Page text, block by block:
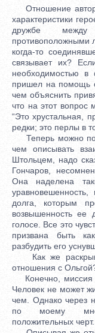
Отношение
характеристики
дружбе
противоположными
когда-то
связывает их?
необходимостью в
пришел на помощь
чем объяснить
что на этот вопрос
“Это хрустальная,
редки; это перлы в
Теперь можно
чем описывать
Штольцем, надо
Гончаров,
Она наделена
уравновешенность,
долга, которым
возвышенность ее
голосе. Все это
призвана быть
разбудить его
Как же
отношения с
Конечно, миссия
Человек не может
чем. Однако через
по моему
положительных черт.